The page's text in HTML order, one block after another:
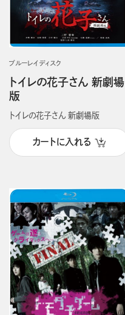
ブルーレイディスク
トイレの花子さん 新劇場
版
トイレの花子さん 新劇場版
カートに入れる